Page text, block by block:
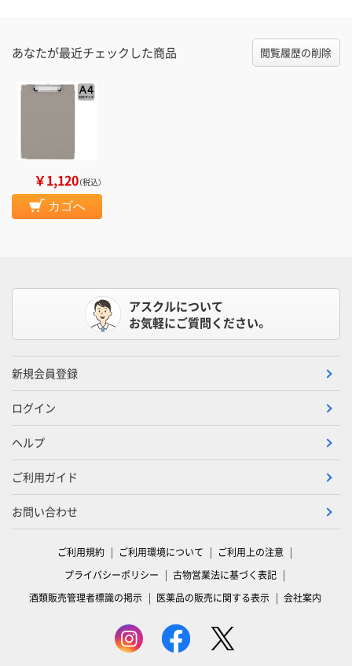
あなたが最近チェックした商品 閲覧履歴の削除
￥1,120（税込）
カゴへ
アスクルについて
お気軽にご質問ください。
新規会員登録
ログイン
ヘルプ
ご利用ガイド
お問い合わせ
ご利用規約 ご利用環境について
ご利用上の注意
プライバシーポリシー
古物営業法に基づく表記
酒類販売管理者標識の掲示
医薬品の販売に関する表示 会社案内